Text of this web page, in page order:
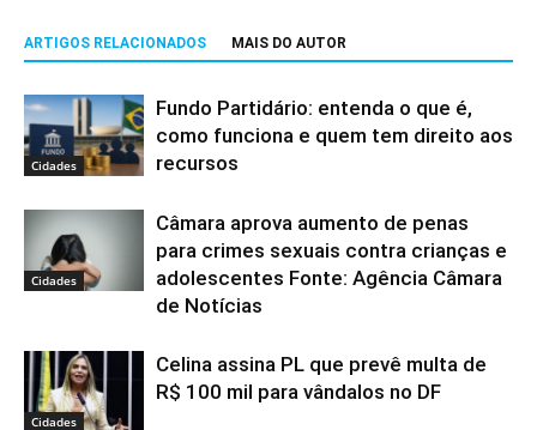
ARTIGOS RELACIONADOS MAIS DO AUTOR
Cidades
Fundo Partidário: entenda o que é,
como funciona e quem tem direito aos
recursos
Cidades
Câmara aprova aumento de penas
para crimes sexuais contra crianças e
adolescentes Fonte: Agência Câmara
de Notícias
Cidades
Celina assina PL que prevê multa de
R$ 100 mil para vândalos no DF